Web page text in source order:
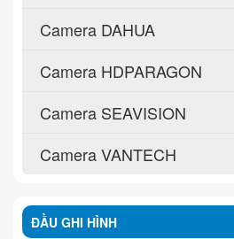
Camera DAHUA
Camera HDPARAGON
Camera SEAVISION
Camera VANTECH
ĐẦU GHI HÌNH